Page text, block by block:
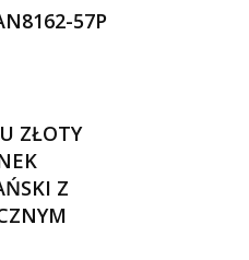
57P
ZŁOTY
Z